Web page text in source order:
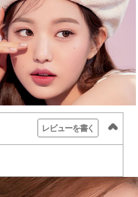
レビューを書く